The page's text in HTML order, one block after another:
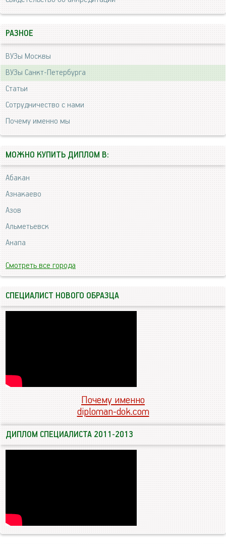
РАЗНОЕ
ВУЗы Москвы
ВУЗы Санкт-Петербурга
Статьи
Сотрудничество с нами
Почему именно мы
МОЖНО КУПИТЬ ДИПЛОМ В:
Абакан
Азнакаево
Азов
Альметьевск
Анапа
Смотреть все города
СПЕЦИАЛИСТ НОВОГО ОБРАЗЦА
Почему именно
diploman-dok.com
ДИПЛОМ СПЕЦИАЛИСТА 2011-2013